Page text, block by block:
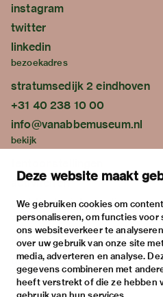
Deze website maakt
We gebruiken cookies om
personaliseren, om functies voor
ons websiteverkeer te
over uw gebruik van onze site
media, adverteren en analyse.
gegevens combineren met
heeft verstrekt of die ze hebben
instagram
twitter
linkedin
bezoekadres
stratumsedijk 2 eindhoven
+31 40 238 10 00
info@vanabbemuseum.nl
bekijk
activiteiten
praktische informatie
over
het museum
de collectie
fondsen & partners